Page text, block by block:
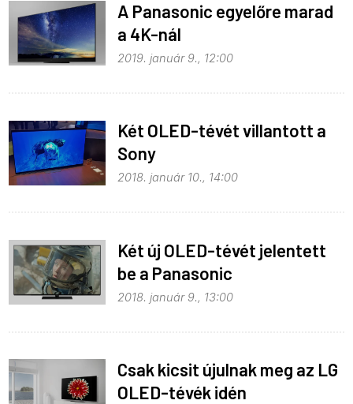
A Panasonic egyelőre marad
a 4K-nál
2019. január 9., 12:00
Két OLED-tévét villantott a
Sony
2018. január 10., 14:00
Két új OLED-tévét jelentett
be a Panasonic
2018. január 9., 13:00
Csak kicsit újulnak meg az LG
OLED-tévék idén